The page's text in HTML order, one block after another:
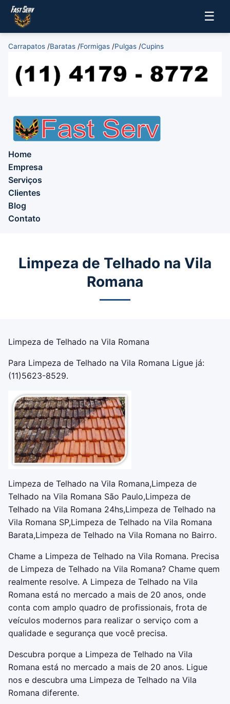
☰
Carrapatos /Baratas /Formigas /Pulgas /Cupins
Home
Empresa
Serviços
Clientes
Blog
Contato
Limpeza de Telhado na Vila
Romana
Limpeza de Telhado na Vila Romana
Para Limpeza de Telhado na Vila Romana Ligue já:
(11)5623-8529.
Limpeza de Telhado na Vila Romana,Limpeza de
Telhado na Vila Romana São Paulo,Limpeza de
Telhado na Vila Romana 24hs,Limpeza de Telhado na
Vila Romana SP,Limpeza de Telhado na Vila Romana
Barata,Limpeza de Telhado na Vila Romana no Bairro.
Chame a Limpeza de Telhado na Vila Romana. Precisa
de Limpeza de Telhado na Vila Romana? Chame quem
realmente resolve. A Limpeza de Telhado na Vila
Romana está no mercado a mais de 20 anos, onde
conta com amplo quadro de profissionais, frota de
veículos modernos para realizar o serviço com a
qualidade e segurança que você precisa.
Descubra porque a Limpeza de Telhado na Vila
Romana está no mercado a mais de 20 anos. Ligue
nos e descubra uma Limpeza de Telhado na Vila
Romana diferente.